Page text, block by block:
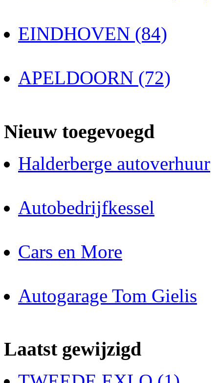
EINDHOVEN (84)
APELDOORN (72)
Nieuw toegevoegd
Halderberge autoverhuur
Autobedrijfkessel
Cars en More
Autogarage Tom Gielis
Laatst gewijzigd